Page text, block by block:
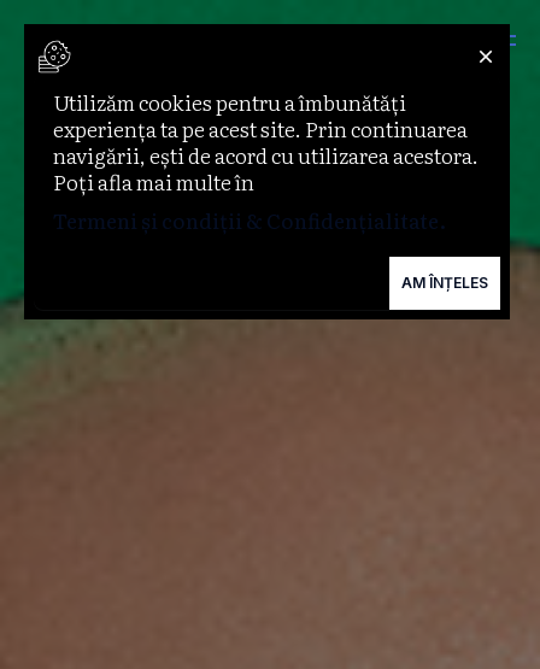
Utilizăm cookies pentru a îmbunătăți
experiența ta pe acest site. Prin continuarea
navigării, ești de acord cu utilizarea acestora.
Poți afla mai multe în
Termeni și condiții & Confidențialitate.
Termeni și condiții & Confidențialitate.AM ÎNȚELES